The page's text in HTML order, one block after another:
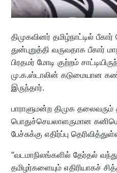
திமுகவினர் தமிழ்நாட்டில்
துன்புறுத்தி வருவதாக பீகார்
பிரதமர் மோடி குற்றம்
மு.க.ஸ்டாலின் கடுமையான
இருந்தார்.
பாராளுமன்ற திமுக
பொதுச்செயலாளருமான
பேச்சுக்கு எதிர்ப்பு
”வடமாநிலங்களில் தேர்தல்
தமிழர்களையும் எதிரியாகச்